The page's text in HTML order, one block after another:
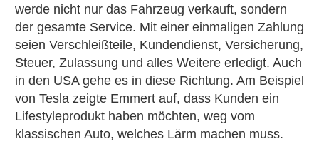
werde nicht nur das Fahrzeug verkauft, sondern
der gesamte Service. Mit einer einmaligen Zahlung
seien Verschleißteile, Kundendienst, Versicherung,
Steuer, Zulassung und alles Weitere erledigt. Auch
in den USA gehe es in diese Richtung. Am Beispiel
von Tesla zeigte Emmert auf, dass Kunden ein
Lifestyleprodukt haben möchten, weg vom
klassischen Auto, welches Lärm machen muss.